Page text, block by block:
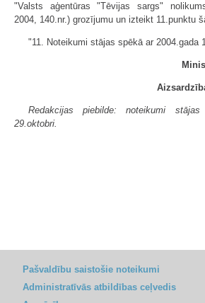
"Valsts aģentūras "Tēvijas sargs"
2004, 140.nr.) grozījumu un izteikt 11.punktu
"11. Noteikumi stājas spēkā ar 2004.gada
Redakcijas piebilde: noteikumi
29.oktobri.
Pašvaldību saistošie noteikumi
Administratīvās atbildības ceļvedis